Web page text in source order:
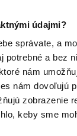
údajmi?
správate, a
potrebné a bez
nám
nám dovoľujú
zobrazenie
keby sme